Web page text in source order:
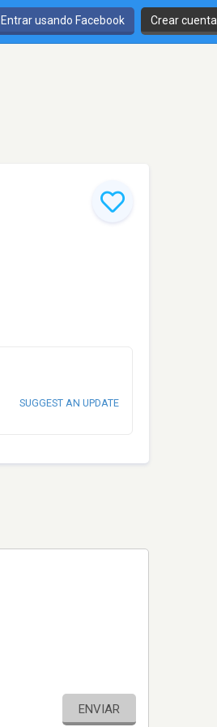
Entrar usando Facebook Crear cuenta
SUGGEST AN UPDATE
ENVIAR